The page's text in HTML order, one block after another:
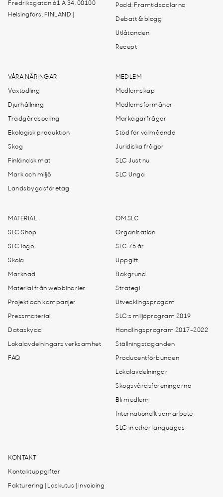
Fredriksgatan 61 A 34, 00100
Helsingfors, FINLAND |
Podd: Framtidsodlarna
Debatt & blogg
Utlåtanden
Recept
VÅRA NÄRINGAR
Växtodling
Djurhållning
Trädgårdsodling
Ekologisk produktion
Skog
Finländsk mat
Mark och miljö
Landsbygdsföretag
MEDLEM
Medlemskap
Medlemsförmåner
Markägarfrågor
Stöd för välmående
Juridiska frågor
SLC Just nu
SLC Unga
MATERIAL
SLC Shop
SLC logo
Skola
Marknad
Material från webbinarier
Projekt och kampanjer
Pressmaterial
Dataskydd
Lokalavdelningars verksamhet
FAQ
OM SLC
Organisation
SLC 75 år
Uppgift
Bakgrund
Strategi
Utvecklingsprogam
SLC:s miljöprogram 2019
Handlingsprogram 2017-2022
Ställningstaganden
Producentförbunden
Lokalavdelningar
Skogsvårdsföreningarna
Bli medlem
Internationellt samarbete
SLC in other languages
KONTAKT
Kontaktuppgifter
Fakturering | Laskutus | Invoicing